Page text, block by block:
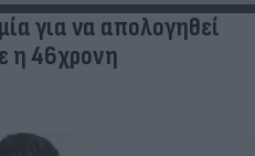
για να απολογηθεί
η 46χρονη